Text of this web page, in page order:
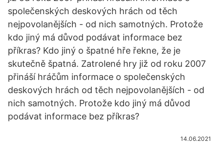
společenských deskových hrách od těch
nejpovolanějších - od nich samotných. Protože
kdo jiný má důvod podávat informace bez
příkras? Kdo jiný o špatné hře řekne, že je
skutečně špatná. Zatrolené hry již od roku 2007
přináší hráčům informace o společenských
deskových hrách od těch nejpovolanějších - od
nich samotných. Protože kdo jiný má důvod
podávat informace bez příkras?
14.06.2021